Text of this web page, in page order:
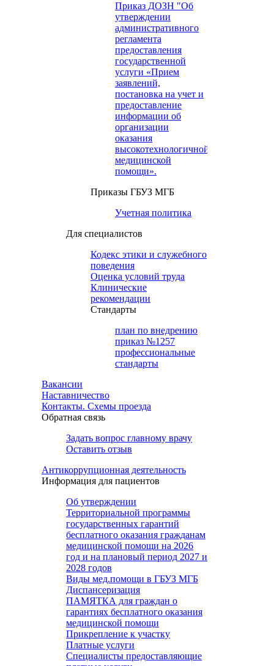
Приказ ДОЗН "Об
утверждении
административного
регламента
предоставления
государственной
услуги «Прием
заявлений,
постановка на учет и
предоставление
информации об
организации
оказания
высокотехнологичной
медицинской
помощи».
Приказы ГБУЗ МГБ
Учетная политика
Для специалистов
Кодекс этики и служебного
поведения
Оценка условий труда
Клинические
рекомендации
Cтандарты
план по внедрению
приказ №1257
профессиональные
стандарты
Вакансии
Наставничество
Контакты. Схемы проезда
Обратная связь
Задать вопрос главному врачу
Оставить отзыв
Антикоррупционная деятельность
Информация для пациентов
Об утверждении
Территориальной программы
государственных гарантий
бесплатного оказания гражданам
медицинской помощи на 2026
год и на плановый период 2027 и
2028 годов
Виды мед.помощи в ГБУЗ МГБ
Диспансеризация
ПАМЯТКА для граждан о
гарантиях бесплатного оказания
медицинской помощи
Прикрепление к участку
Платные услуги
Специалисты предоставляющие